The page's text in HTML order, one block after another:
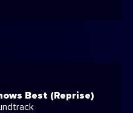
Best (Reprise)